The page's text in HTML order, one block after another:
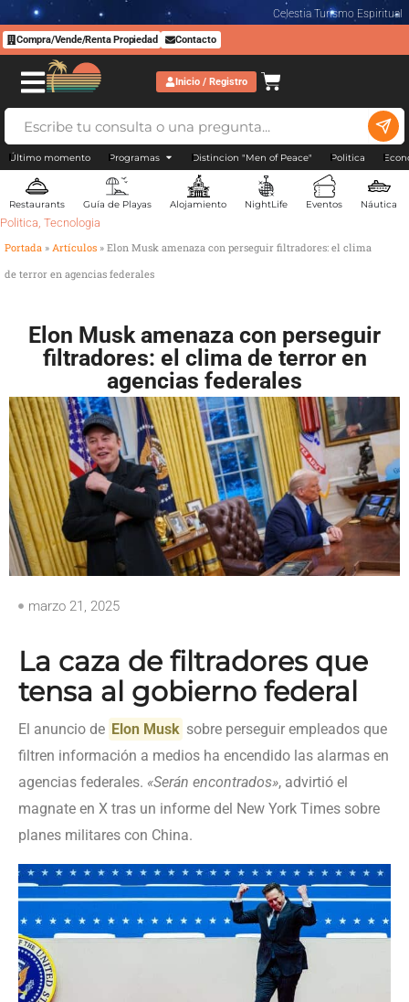
Celestia Turismo Espiritual
Compra/Vende/Renta Propiedad Contacto
Inicio / Registro
Último momento Programas Distincion "Men of Peace" Politica
Restaurants Guía de Playas Alojamiento NightLife Eventos Náutica
Politica, Tecnologia
Portada » Artículos » Elon Musk amenaza con perseguir filtradores: el clima
de terror en agencias federales
Elon Musk amenaza con perseguir
filtradores: el clima de terror en
agencias federales
marzo 21, 2025
La caza de filtradores que
tensa al gobierno federal
El anuncio de Elon Musk sobre perseguir empleados que
filtren información a medios ha encendido las alarmas en
agencias federales. «Serán encontrados», advirtió el
magnate en X tras un informe del New York Times sobre
planes militares con China.